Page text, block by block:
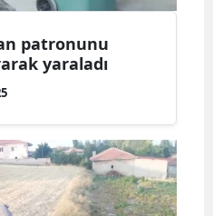
patronunu
yaraladı